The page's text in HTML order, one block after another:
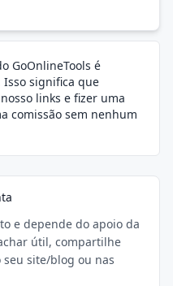
GoOnlineTools é
significa que
links e fizer uma
comissão sem nenhum
e depende do apoio da
útil, compartilhe
site/blog ou nas